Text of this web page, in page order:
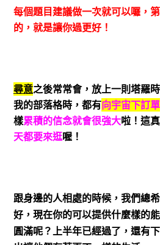
每個題目建議做一次就可以囉，
的，就是讓你過更好！
尋意之後常常會，放上一則塔羅
我的部落格時，都有向宇宙下訂單
樣累積的信念就會很強大啦！這
天都要來逛喔！
跟身邊的人相處的時候，我們總
好，現在你的可以提供什麼樣的
圓滿呢？上半年已經過了，還有